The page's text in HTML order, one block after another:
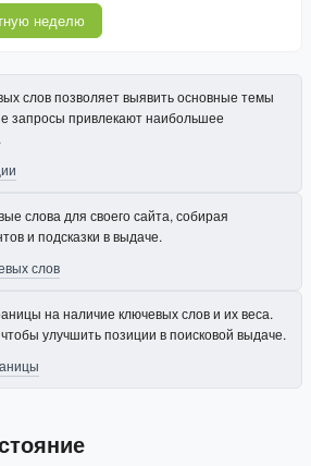
неделю
слов позволяет выявить основные темы
запросы привлекают наибольшее
слова для своего сайта, собирая
и подсказки в выдаче.
слов
на наличие ключевых слов и их веса.
улучшить позиции в поисковой выдаче.